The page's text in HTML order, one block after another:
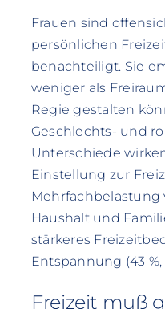
Frauen sind
persönlichen
benachteiligt. Sie
weniger als
Regie gestalten
Geschlechts- und
Unterschiede
Einstellung zur
Mehrfachbelastung
Haushalt und
stärkeres
Entspannung (43 %,
Freizeit muß